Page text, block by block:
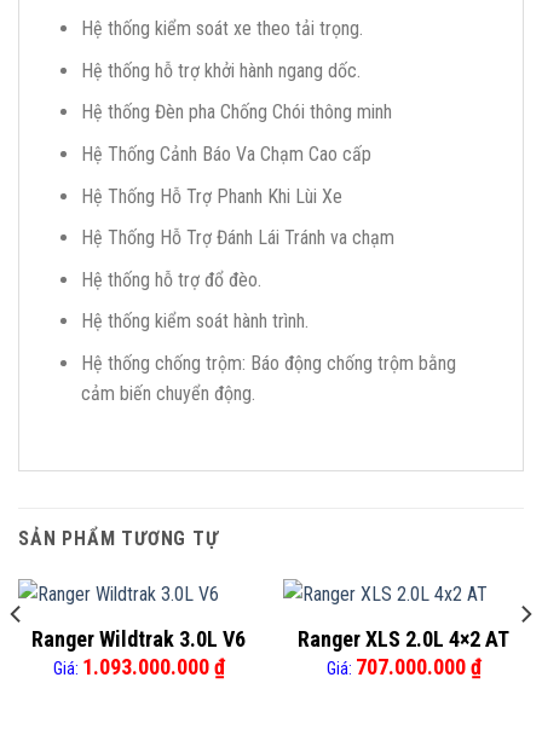
Hệ thống kiểm soát xe theo tải trọng.
Hệ thống hỗ trợ khởi hành ngang dốc.
Hệ thống Đèn pha Chống Chói thông minh
Hệ Thống Cảnh Báo Va Chạm Cao cấp
Hệ Thống Hỗ Trợ Phanh Khi Lùi Xe
Hệ Thống Hỗ Trợ Đánh Lái Tránh va chạm
Hệ thống hỗ trợ đổ đèo.
Hệ thống kiểm soát hành trình.
Hệ thống chống trộm: Báo động chống trộm bằng
cảm biến chuyển động.
SẢN PHẨM TƯƠNG TỰ
Ranger Wildtrak 3.0L V6
Giá: 1.093.000.000₫
Ranger XLS 2.0L 4×2 AT
Giá: 707.000.000₫